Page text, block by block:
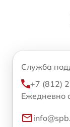
Служба
+7 (812)
Ежедневно